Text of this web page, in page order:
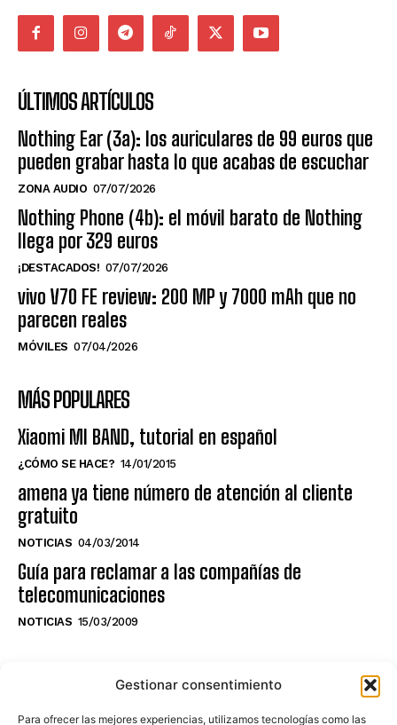
Gestionar consentimiento
Para ofrecer las mejores experiencias, utilizamos tecnologías como las
ÚLTIMOS ARTÍCULOS
Nothing Ear (3a): los auriculares de 99 euros que
pueden grabar hasta lo que acabas de escuchar
ZONA AUDIO 07/07/2026
Nothing Phone (4b): el móvil barato de Nothing
llega por 329 euros
¡DESTACADOS! 07/07/2026
vivo V70 FE review: 200 MP y 7000 mAh que no
parecen reales
MÓVILES 07/04/2026
MÁS POPULARES
Xiaomi MI BAND, tutorial en español
¿CÓMO SE HACE? 14/01/2015
amena ya tiene número de atención al cliente
gratuito
NOTICIAS 04/03/2014
Guía para reclamar a las compañías de
telecomunicaciones
NOTICIAS 15/03/2009
NO TE PIERDAS LO ÚLTIMO DEL CANAL